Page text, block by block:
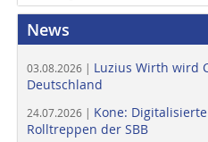
News
03.08.2026 | Luzius Wirth wird
Deutschland
24.07.2026 | Kone:
Rolltreppen der SBB